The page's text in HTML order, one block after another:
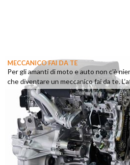
MECCANICO FAI DA TE
Per gli amanti di moto e auto non c’è
che diventare un meccanico fai da te.